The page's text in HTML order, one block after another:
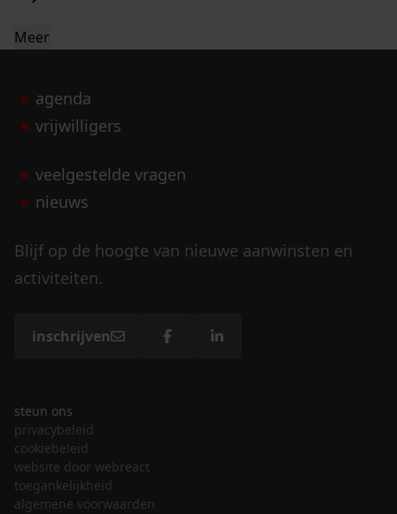
Meer
agenda
vrijwilligers
veelgestelde vragen
nieuws
Blijf op de hoogte van nieuwe aanwinsten en
activiteiten.
inschrijven
steun ons
privacybeleid
cookiebeleid
website door webreact
toegankelijkheid
algemene voorwaarden